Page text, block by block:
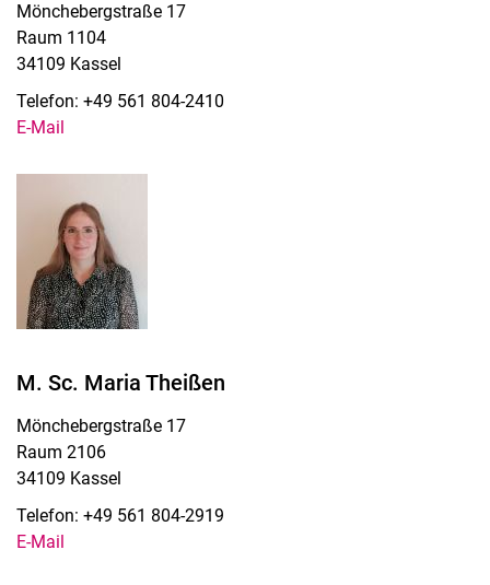
Mönchebergstraße 17
Raum 1104
34109 Kassel
Telefon: +49 561 804-2410
E-Mail
M. Sc. Maria Theißen
Mönchebergstraße 17
Raum 2106
34109 Kassel
Telefon: +49 561 804-2919
E-Mail